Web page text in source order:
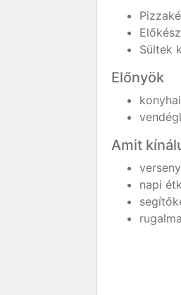
Sültek
Előnyök
Amit
napi